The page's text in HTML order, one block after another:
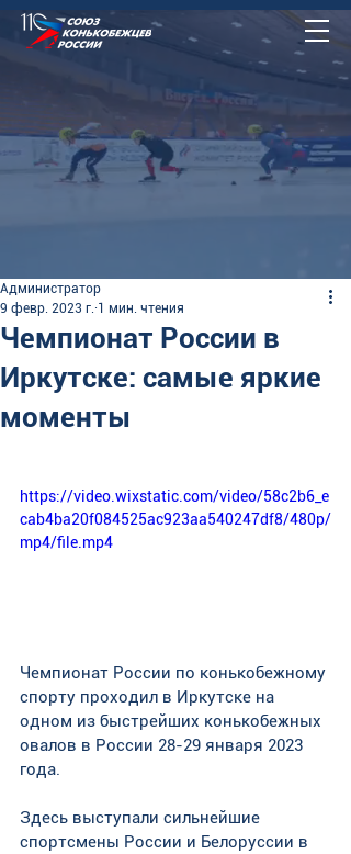
Чемпионат России в
Иркутске: самые яркие
моменты
Администратор
9 февр. 2023 г. 1 мин. чтения
https://video.wixstatic.com/video/58c2b6_e
cab4ba20f084525ac923aa540247df8/480p/
mp4/file.mp4
Чемпионат России по конькобежному
спорту проходил в Иркутске на
одном из быстрейших конькобежных
овалов в России 28-29 января 2023
года.
Здесь выступали сильнейшие
спортсмены России и Белоруссии в